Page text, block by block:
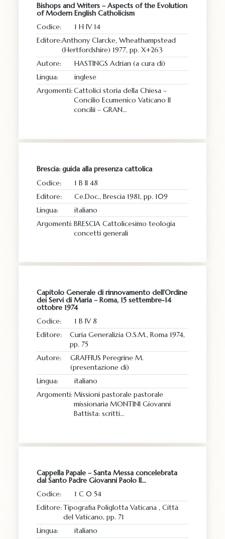
Bishops and Writers – Aspects of the Evolution
of Modern English Catholicism
Codice:
1 H IV 14
Editore:Anthony Clarcke, Wheathampstead
(Hertfordshire) 1977, pp. X+263
Autore:
HASTINGS Adrian (a cura di)
Lingua:
inglese
Argomenti:Cattolici storia della Chiesa –
Concilio Ecumenico Vaticano II
concilii – GRAN…
Brescia: guida alla presenza cattolica
Codice:
1 B II 48
Editore:
Ce.Doc., Brescia 1981, pp. 109
Lingua:
italiano
Argomenti:BRESCIA Cattolicesimo teologia
concetti generali
Capitolo Generale di rinnovamento dell’Ordine
dei Servi di Maria – Roma, 15 settembre-14
ottobre 1974
Codice:
1 B IV 8
Editore:
Curia Generalizia O.S.M., Roma 1974,
pp. 75
Autore:
GRAFFIUS Peregrine M.
(presentazione di)
Lingua:
italiano
Argomenti:Missioni pastorale pastorale
missionaria MONTINI Giovanni
Battista: scritti…
Cappella Papale – Santa Messa concelebrata
dal Santo Padre Giovanni Paolo II…
Codice:
1 C 0 54
Editore:Tipografia Poliglotta Vaticana , Città
del Vaticano, pp. 71
Lingua:
italiano